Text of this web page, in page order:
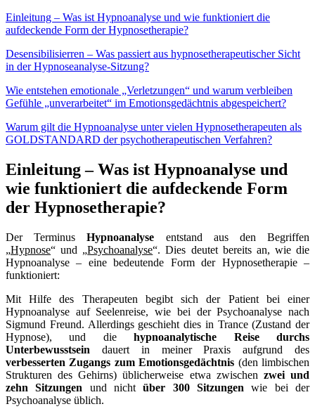
Einleitung – Was ist Hypnoanalyse und wie funktioniert die
aufdeckende Form der Hypnosetherapie?
Desensibilisierren – Was passiert aus hypnosetherapeutischer Sicht
in der Hypnoseanalyse-Sitzung?
Wie entstehen emotionale „Verletzungen“ und warum verbleiben
Gefühle „unverarbeitet“ im Emotionsgedächtnis abgespeichert?
Warum gilt die Hypnoanalyse unter vielen Hypnosetherapeuten als
GOLDSTANDARD der psychotherapeutischen Verfahren?
Einleitung – Was ist Hypnoanalyse und
wie funktioniert die aufdeckende Form
der Hypnosetherapie?
Der TerminusHypnoanalyse entstand aus den Begriffen
„Hypnose“ und „Psychoanalyse“. Dies deutet bereits an, wie die
Hypnoanalyse – eine bedeutende Form der Hypnosetherapie –
funktioniert:
Mit Hilfe des Therapeuten begibt sich der Patient bei einer
Hypnoanalyse auf Seelenreise, wie bei der Psychoanalyse nach
Sigmund Freund. Allerdings geschieht dies in Trance (Zustand der
Hypnose), und diehypnoanalytische Reise durchs
Unterbewusstsein dauert in meiner Praxis aufgrund des
verbesserten Zugangs zum Emotionsgedächtnis (den limbischen
Strukturen des Gehirns) üblicherweise etwa zwischen zwei und
zehn Sitzungen und nichtüber 300 Sitzungen wie bei der
Psychoanalyse üblich.